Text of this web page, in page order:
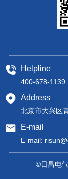
Helpline
400-678-1139
Address
北京市大兴区
E-mail
E-mail:
©日昌电